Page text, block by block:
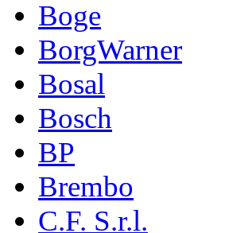
Boge
BorgWarner
Bosal
Bosch
BP
Brembo
C.F. S.r.l.